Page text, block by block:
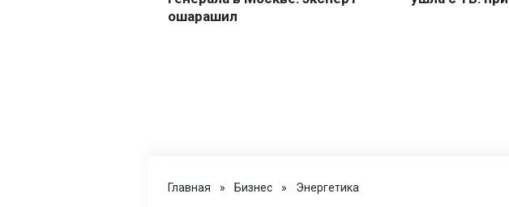
Главная » Бизнес » Энергетика